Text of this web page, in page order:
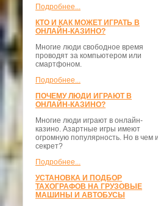
Подробнее...
КТО И КАК МОЖЕТ ИГРАТЬ В
ОНЛАЙН-КАЗИНО?
Многие люди свободное время
проводят за компьютером или
смартфоном.
Подробнее...
ПОЧЕМУ ЛЮДИ ИГРАЮТ В
ОНЛАЙН-КАЗИНО?
Многие люди играют в онлайн-
казино. Азартные игры имеют
огромную популярность. Но в чем
секрет?
Подробнее...
УСТАНОВКА И ПОДБОР
ТАХОГРАФОВ НА ГРУЗОВЫЕ
МАШИНЫ И АВТОБУСЫ